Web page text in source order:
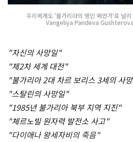
우리에게도 '불가리아의 맹인 예언가'로 널
Vangeliya Pandeva
"자신의 사망일"
"제2차 세계 대전"
"불가리아 2대 차르 보리스 3세의 사
"스탈린의 사망일"
"1985년 불가리아 북부 지역 지진"
"체르노빌 원자력 발전소 사고"
"다이애나 왕세자비의 죽음"